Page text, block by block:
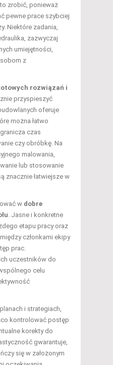
zrobić, ponieważ
pewne prace szybciej
Niektóre zadania,
zazwyczaj
umiejętności,
z
rozwiązań i
przyspieszyć
oferuje
można łatwo
czas
czy obróbkę. Na
malowania,
lub stosowanie
znacznie łatwiejsze w
w dobre
. Jasne i konkretne
etapu pracy oraz
członkami ekipy
prac.
uczestników do
celu
i strategiach,
kontrolować postęp
korekty do
gwarantuje,
się w założonym